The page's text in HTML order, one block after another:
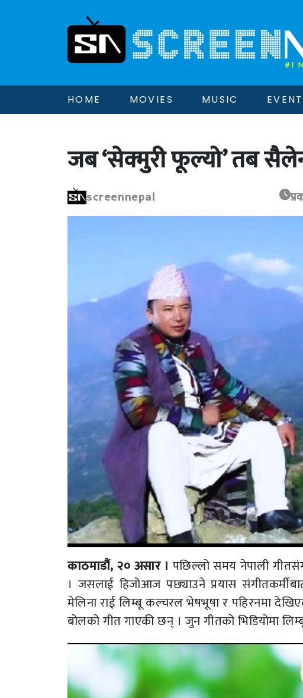
HOME MOVIES MUSIC
जब ‘सेक्मुरी फूल्यो’ तब
screennepal
काठमाडौं, २० असार । पछिल्लो समय नेपाली
। जसलाई हिजोआज पछ्याउने प्रयास
मेलिना राई लिम्बू कल्चरल भेषभूषा र पहिरनमा
बोलको गीत गाएकी छन् । जुन गीतको भिडियोमा